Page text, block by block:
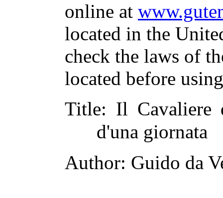
online at
located in the
check the laws of
located before
Title: Il Cavaliere
d'una giornata
Author: Guido da